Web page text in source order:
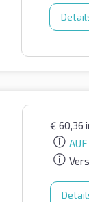
€ 60,36